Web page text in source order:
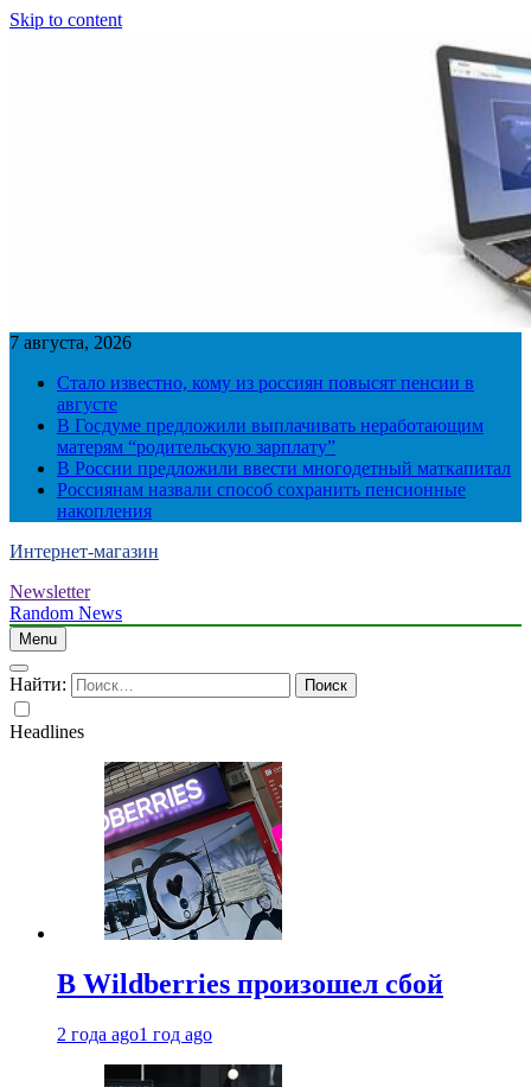
Skip to content
7 августа, 2026
Стало известно, кому из россиян повысят пенсии в
августе
В Госдуме предложили выплачивать неработающим
матерям “родительскую зарплату”
В России предложили ввести многодетный маткапитал
Россиянам назвали способ сохранить пенсионные
накопления
Интернет-магазин
Newsletter
Random News
Menu
Найти:
Headlines
В Wildberries произошел сбой
2 года ago1 год ago